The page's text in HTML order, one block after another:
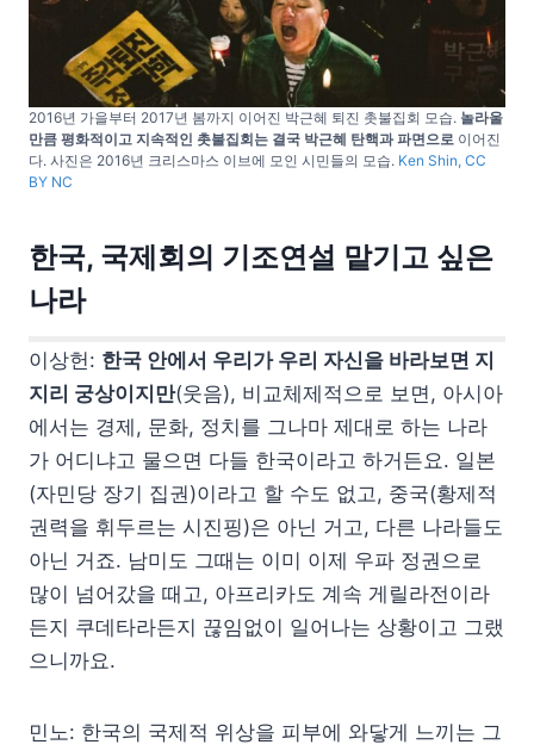
2016년 가을부터 2017년 봄까지 이어진 박근혜 퇴진 촛불집회 모습. 놀라울
만큼 평화적이고 지속적인 촛불집회는 결국 박근혜 탄핵과 파면으로 이어진
다. 사진은 2016년 크리스마스 이브에 모인 시민들의 모습. Ken Shin, CC
BY NC
한국, 국제회의 기조연설 맡기고 싶은
나라
이상헌: 한국 안에서 우리가 우리 자신을 바라보면 지
지리 궁상이지만(웃음), 비교체제적으로 보면, 아시아
에서는 경제, 문화, 정치를 그나마 제대로 하는 나라
가 어디냐고 물으면 다들 한국이라고 하거든요. 일본
(자민당 장기 집권)이라고 할 수도 없고, 중국(황제적
권력을 휘두르는 시진핑)은 아닌 거고, 다른 나라들도
아닌 거죠. 남미도 그때는 이미 이제 우파 정권으로
많이 넘어갔을 때고, 아프리카도 계속 게릴라전이라
든지 쿠데타라든지 끊임없이 일어나는 상황이고 그랬
으니까요.
민노: 한국의 국제적 위상을 피부에 와닿게 느끼는 그